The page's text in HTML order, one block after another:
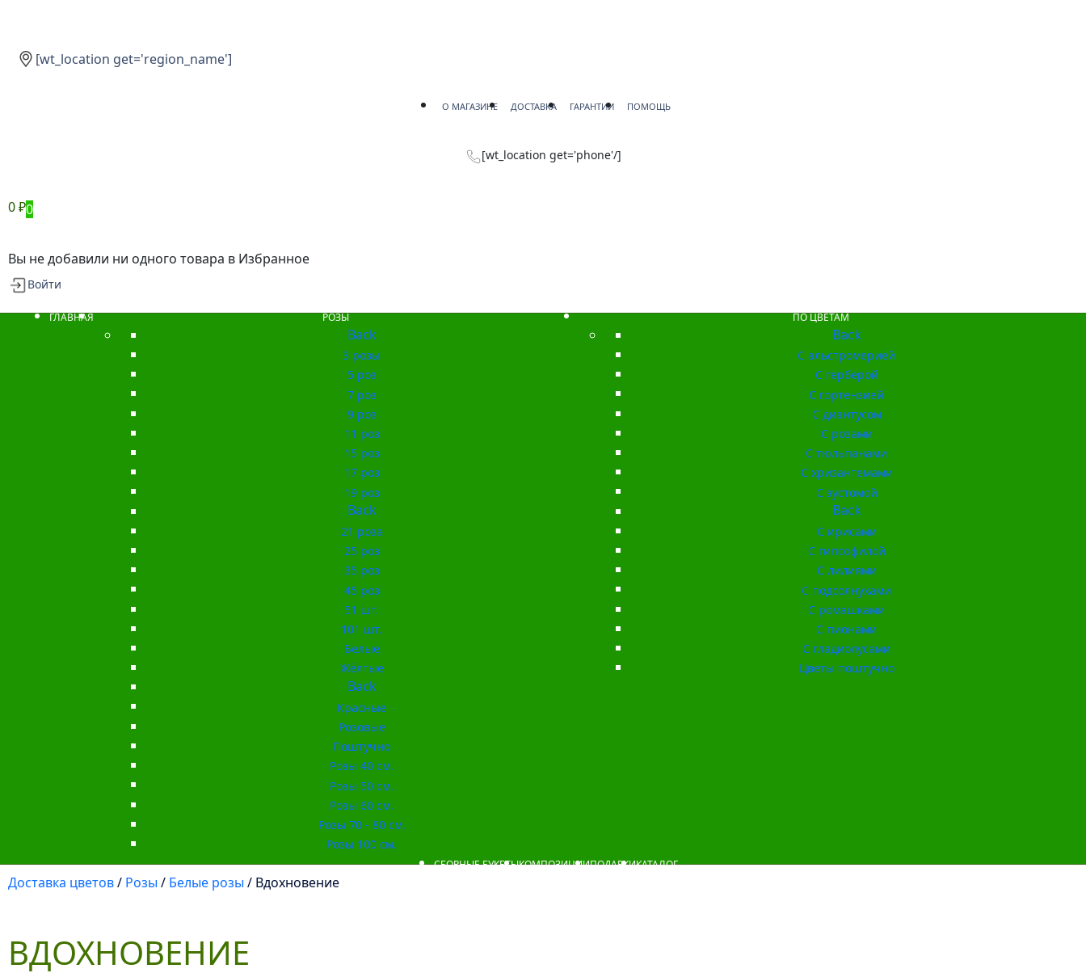
[wt_location get='region_name']
О МАГАЗИНЕ ДОСТАВКА ГАРАНТИИ ПОМОЩЬ
[wt_location get='phone'/]
0₽0
Вы не добавили ни одного товара в Избранное
Войти
ГЛАВНАЯ РОЗЫ
Back
3 розы
5 роз
7 роз
9 роз
11 роз
15 роз
17 роз
19 роз
Back
21 роза
25 роз
35 роз
45 роз
51 шт.
101 шт.
Белые
Жёлтые
Back
Красные
Розовые
Поштучно
Розы 40 см.
Розы 50 см.
Розы 60 см.
Розы 70 - 80 см.
Розы 100 см.
ПО ЦВЕТАМ
Back
С альстромерией
С герберой
С гортензией
С диантусом
С розами
С тюльпанами
С хризантемами
С эустомой
Back
С ирисами
С гипсофилой
С лилиями
С подсолнухами
С ромашками
С пионами
С гладиолусами
Цветы поштучно
СБОРНЫЕ БУКЕТЫКОМПОЗИЦИИПОДАРКИКАТАЛОГ
Доставка цветов/ Розы / Белые розы / Вдохновение
ВДОХНОВЕНИЕ